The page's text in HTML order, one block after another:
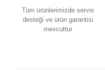
Tüm ürünlerimizde servis
desteği ve ürün garantisi
mevcuttur